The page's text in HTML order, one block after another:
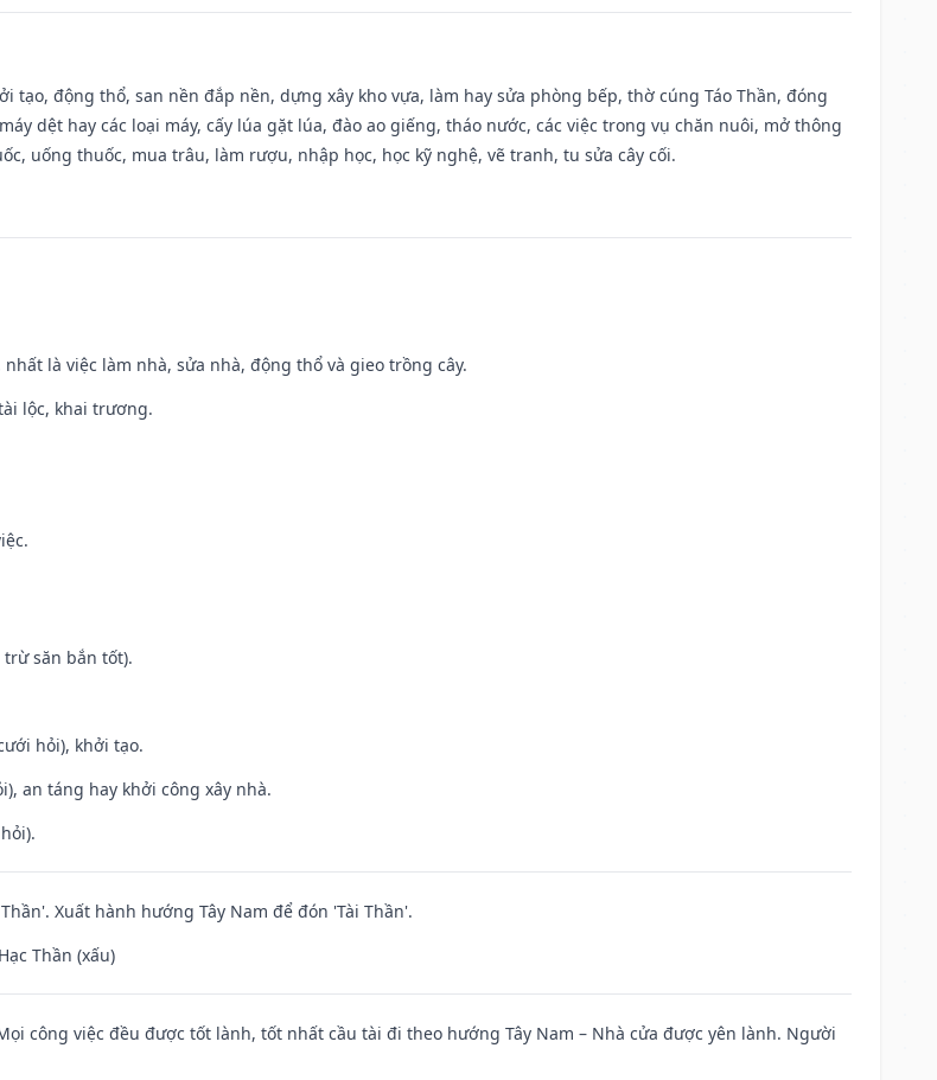
tạo, động thổ, san nền đắp nền, dựng xây kho vựa, làm hay sửa phòng bếp, thờ cúng Táo Thần, đóng
dệt hay các loại máy, cấy lúa gặt lúa, đào ao giếng, tháo nước, các việc trong vụ chăn nuôi, mở thông
uống thuốc, mua trâu, làm rượu, nhập học, học kỹ nghệ, vẽ tranh, tu sửa cây cối.
nhất là việc làm nhà, sửa nhà, động thổ và gieo trồng cây.
lộc, khai trương.
trừ săn bắn tốt).
hỏi), khởi tạo.
an táng hay khởi công xây nhà.
Xuất hành hướng Tây Nam để đón 'Tài Thần'.
Thần (xấu)
công việc đều được tốt lành, tốt nhất cầu tài đi theo hướng Tây Nam – Nhà cửa được yên lành. Người